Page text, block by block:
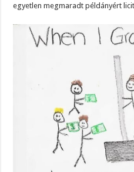
egyetlen megmaradt példányért